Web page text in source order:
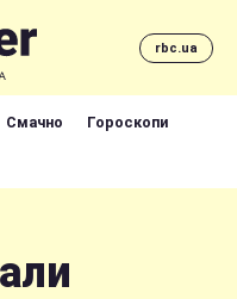
rbc.ua
Смачно Гороскопи